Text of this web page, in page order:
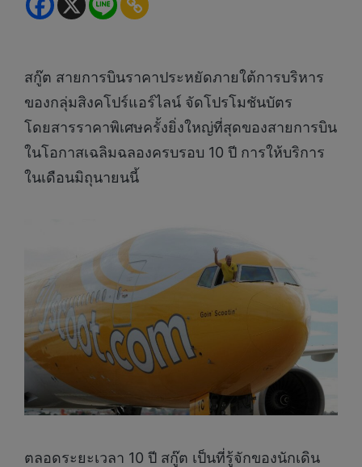
สกู๊ต สายการบินราคาประหยัดภายใต้การบริหาร
ของกลุ่มสิงคโปร์แอร์ไลน์ จัดโปรโมชันบัตร
โดยสารราคาพิเศษครั้งยิ่งใหญ่ที่สุดของสายการบิน
ในโอกาสเฉลิมฉลองครบรอบ 10 ปี การให้บริการ
ในเดือนมิถุนายนนี้
ตลอดระยะเวลา 10 ปี สกู๊ต เป็นที่รู้จักของนักเดิน